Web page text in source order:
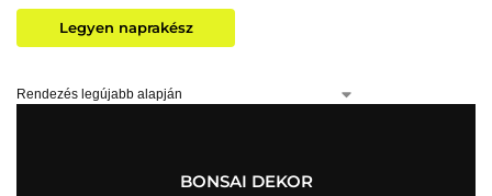
Legyen naprakész
BONSAI DEKOR